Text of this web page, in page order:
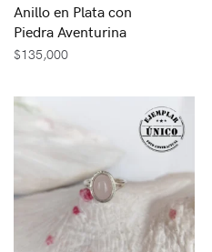
Anillo en Plata con
Piedra Aventurina
$135,000